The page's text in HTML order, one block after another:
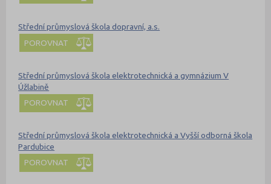
Střední průmyslová škola dopravní, a.s.
POROVNAT
Střední průmyslová škola elektrotechnická a gymnázium V
Úžlabině
POROVNAT
Střední průmyslová škola elektrotechnická a Vyšší odborná škola
Pardubice
POROVNAT